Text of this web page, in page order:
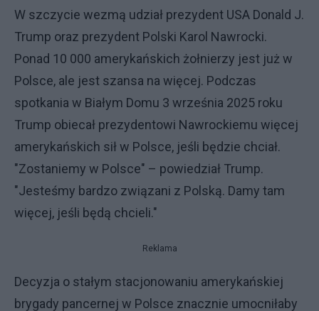
W szczycie wezmą udział prezydent USA Donald J.
Trump oraz prezydent Polski Karol Nawrocki.
Ponad 10 000 amerykańskich żołnierzy jest już w
Polsce, ale jest szansa na więcej. Podczas
spotkania w Białym Domu 3 września 2025 roku
Trump obiecał prezydentowi Nawrockiemu więcej
amerykańskich sił w Polsce, jeśli będzie chciał.
"Zostaniemy w Polsce" – powiedział Trump.
"Jesteśmy bardzo związani z Polską. Damy tam
więcej, jeśli będą chcieli."
Reklama
Decyzja o stałym stacjonowaniu amerykańskiej
brygady pancernej w Polsce znacznie umocniłaby